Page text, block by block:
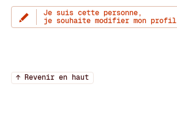
Je suis cette personne,
je souhaite modifier mon profil
↑ Revenir en haut